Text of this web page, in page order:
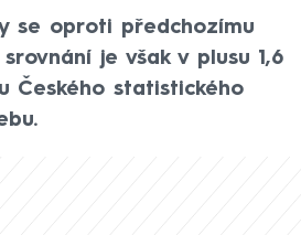
se oproti předchozímu
je však v plusu 1,6
Českého statistického